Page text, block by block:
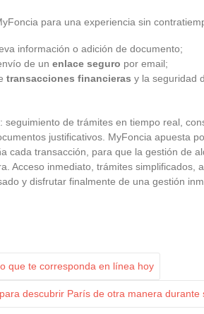
para una experiencia sin
información o adición de documento;
de un enlace seguro por email;
transacciones financieras y la seguridad
de trámites en tiempo real,
justificativos. MyFoncia apuesta
cada transacción, para que la gestión de
Acceso inmediato, trámites simplificados,
y disfrutar finalmente de una gestión
que te corresponda en línea hoy
descubrir París de otra manera durante